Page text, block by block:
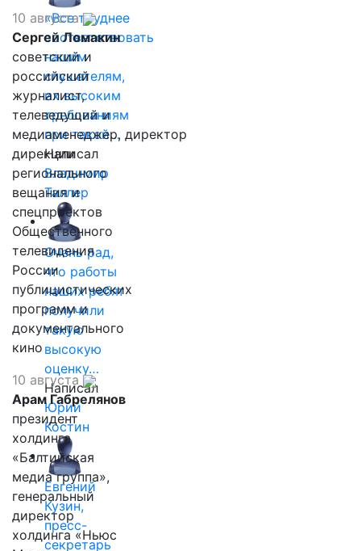
«Все труднее
соответствовать
нашим
слушателям,
их высоким
требованиям
при такой…
Написал
Владимир
Таллер
Очень рад,
что работы
наших ребят
получили
такую
высокую
оценку…
Написал
Юрий
Костин
Евгений
Кузин,
пресс-
секретарь
10 августа
Сергей Ломакин
советский и
российский
журналист,
телеведущий и
медиаменеджер, директор
дирекции
регионального
вещания и
спецпроектов
Общественного
телевидения
России
публицистических
программ и
документального
кино
10 августа
Арам Габрелянов
президент
холдинга
«Балтийская
медиа группа»,
генеральный
директор
холдинга «Ньюс